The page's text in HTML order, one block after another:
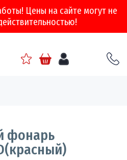
Цены на сайте могут не
оборудование
противопожарные
литература
фонарь